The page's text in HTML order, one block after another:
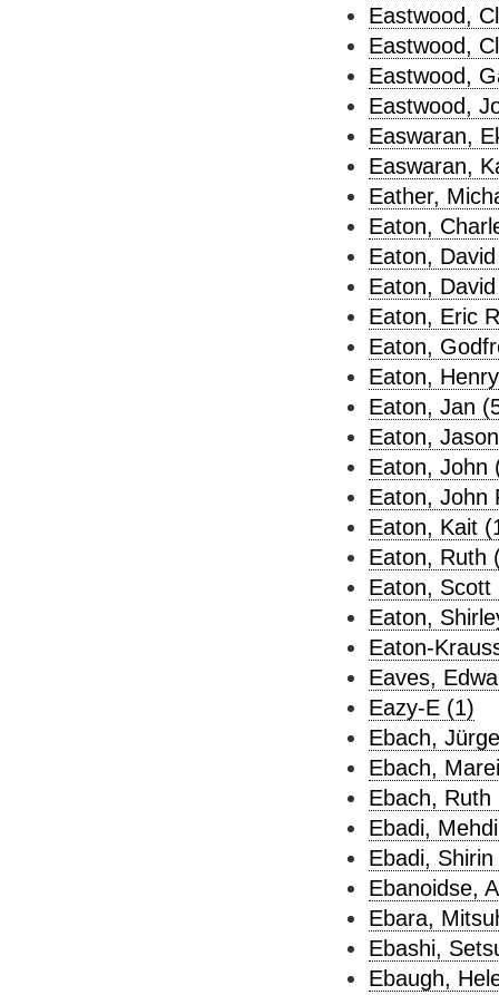
Eastwood,
Eastwood,
Eastwood,
Eastwood,
Easwaran,
Easwaran,
Eather,
Eaton,
Eaton,
Eaton,
Eaton, Eric
Eaton,
Eaton,
Eaton, Jan
Eaton,
Eaton, John
Eaton, John
Eaton, Kait
Eaton, Ruth
Eaton, Scott
Eaton,
Eaton-
Eaves,
Eazy-E (1)
Ebach,
Ebach,
Ebach, Ruth
Ebadi,
Ebadi,
Ebanoidse,
Ebara,
Ebashi,
Ebaugh,